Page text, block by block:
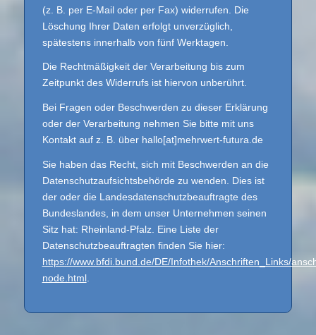
(z. B. per E-Mail oder per Fax) widerrufen. Die
Löschung Ihrer Daten erfolgt unverzüglich,
spätestens innerhalb von fünf Werktagen.
Die Rechtmäßigkeit der Verarbeitung bis zum
Zeitpunkt des Widerrufs ist hiervon unberührt.
Bei Fragen oder Beschwerden zu dieser Erklärung
oder der Verarbeitung nehmen Sie bitte mit uns
Kontakt auf z. B. über hallo[at]mehrwert-futura.de
Sie haben das Recht, sich mit Beschwerden an die
Datenschutzaufsichtsbehörde zu wenden. Dies ist
der oder die Landesdatenschutzbeauftragte des
Bundeslandes, in dem unser Unternehmen seinen
Sitz hat: Rheinland-Pfalz. Eine Liste der
Datenschutzbeauftragten finden Sie hier:
https://www.bfdi.bund.de/DE/Infothek/Anschriften_Links/
node.html.